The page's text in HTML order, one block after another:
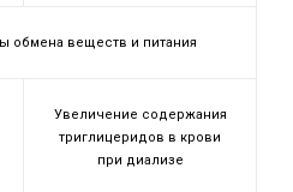
обмена веществ и питания
Увеличение содержания
триглицеридов в крови
при диализе